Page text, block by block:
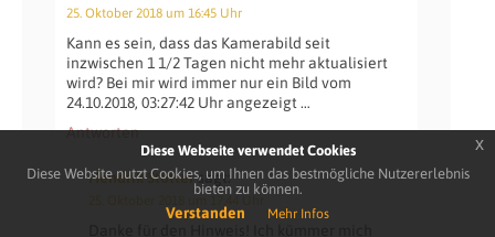
25. Oktober 2018 um 16:45 Uhr
Kann es sein, dass das Kamerabild seit
inzwischen 1 1/2 Tagen nicht mehr aktualisiert
wird? Bei mir wird immer nur ein Bild vom
24.10.2018, 03:27:42 Uhr angezeigt …
Antworten
Hendrik Stöttersagt:
Diese Webseite verwendet Cookies
Diese Website nutzt Cookies, um Ihnen das bestmögliche Nutzererlebnis
bieten zu können.
Verstanden Mehr Infos
x